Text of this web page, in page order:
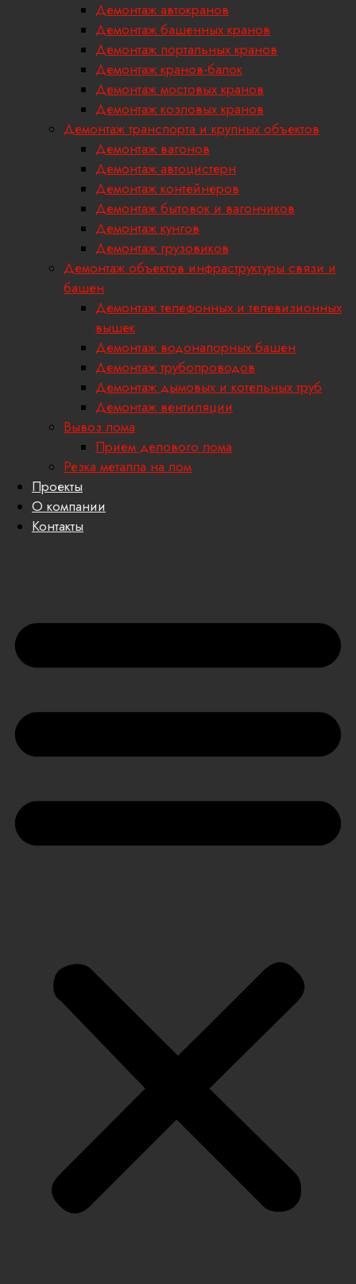
Демонтаж автокранов
Демонтаж башенных кранов
Демонтаж портальных кранов
Демонтаж кранов-балок
Демонтаж мостовых кранов
Демонтаж козловых кранов
Демонтаж транспорта и крупных объектов
Демонтаж вагонов
Демонтаж автоцистерн
Демонтаж контейнеров
Демонтаж бытовок и вагончиков
Демонтаж кунгов
Демонтаж грузовиков
Демонтаж объектов инфраструктуры связи и
башен
Демонтаж телефонных и телевизионных
вышек
Демонтаж водонапорных башен
Демонтаж трубопроводов
Демонтаж дымовых и котельных труб
Демонтаж вентиляции
Вывоз лома
Прием делового лома
Резка металла на лом
Проекты
О компании
Контакты